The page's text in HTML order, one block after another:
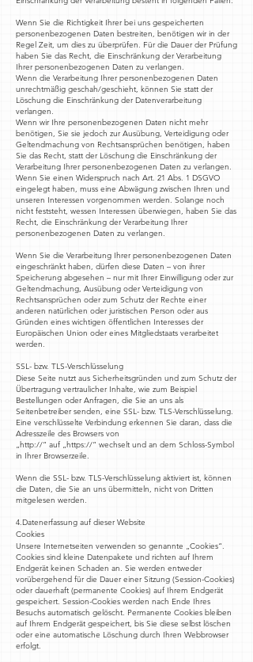
Wenn Sie die Richtigkeit Ihrer bei uns gespeicherten
personenbezogenen Daten bestreiten, benötigen wir in der
Regel Zeit, um dies zu überprüfen. Für die Dauer der Prüfung
haben Sie das Recht, die Einschränkung der Verarbeitung
Ihrer personenbezogenen Daten zu verlangen.
Wenn die Verarbeitung Ihrer personenbezogenen Daten
unrechtmäßig geschah/geschieht, können Sie statt der
Löschung die Einschränkung der Datenverarbeitung
verlangen.
Wenn wir Ihre personenbezogenen Daten nicht mehr
benötigen, Sie sie jedoch zur Ausübung, Verteidigung oder
Geltendmachung von Rechtsansprüchen benötigen, haben
Sie das Recht, statt der Löschung die Einschränkung der
Verarbeitung Ihrer personenbezogenen Daten zu verlangen.
Wenn Sie einen Widerspruch nach Art. 21 Abs. 1 DSGVO
eingelegt haben, muss eine Abwägung zwischen Ihren und
unseren Interessen vorgenommen werden. Solange noch
nicht feststeht, wessen Interessen überwiegen, haben Sie das
Recht, die Einschränkung der Verarbeitung Ihrer
personenbezogenen Daten zu verlangen.
Wenn Sie die Verarbeitung Ihrer personenbezogenen Daten
eingeschränkt haben, dürfen diese Daten – von ihrer
Speicherung abgesehen – nur mit Ihrer Einwilligung oder zur
Geltendmachung, Ausübung oder Verteidigung von
Rechtsansprüchen oder zum Schutz der Rechte einer
anderen natürlichen oder juristischen Person oder aus
Gründen eines wichtigen öffentlichen Interesses der
Europäischen Union oder eines Mitgliedstaats verarbeitet
werden.
SSL- bzw. TLS-Verschlüsselung
Diese Seite nutzt aus Sicherheitsgründen und zum Schutz der
Übertragung vertraulicher Inhalte, wie zum Beispiel
Bestellungen oder Anfragen, die Sie an uns als
Seitenbetreiber senden, eine SSL- bzw. TLS-Verschlüsselung.
Eine verschlüsselte Verbindung erkennen Sie daran, dass die
Adresszeile des Browsers von
„http://“ auf „https://“ wechselt und an dem Schloss-Symbol
in Ihrer Browserzeile.
Wenn die SSL- bzw. TLS-Verschlüsselung aktiviert ist, können
die Daten, die Sie an uns übermitteln, nicht von Dritten
mitgelesen werden.
4.Datenerfassung auf dieser Website
Cookies
Unsere Internetseiten verwenden so genannte „Cookies“.
Cookies sind kleine Datenpakete und richten auf Ihrem
Endgerät keinen Schaden an. Sie werden entweder
vorübergehend für die Dauer einer Sitzung (Session-Cookies)
oder dauerhaft (permanente Cookies) auf Ihrem Endgerät
gespeichert. Session-Cookies werden nach Ende Ihres
Besuchs automatisch gelöscht. Permanente Cookies bleiben
auf Ihrem Endgerät gespeichert, bis Sie diese selbst löschen
oder eine automatische Löschung durch Ihren Webbrowser
erfolgt.